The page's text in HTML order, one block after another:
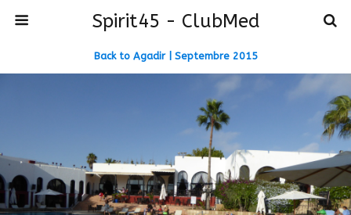
Spirit45 - ClubMed
Back to Agadir | Septembre 2015